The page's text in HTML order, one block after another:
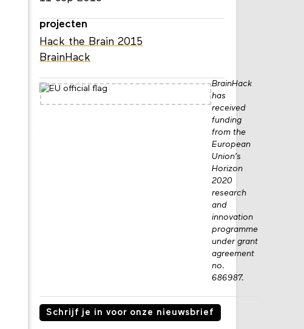
projecten
Hack the Brain 2015
BrainHack
BrainHack
has
received
funding
from the
European
Union’s
Horizon
2020
research
and
innovation
programme
under grant
agreement
no.
686987.
Schrijf je in voor onze nieuwsbrief